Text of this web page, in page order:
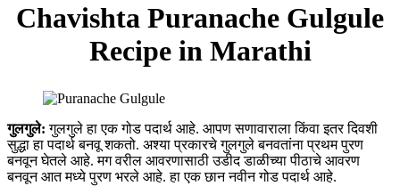
Chavishta Puranache Gulgule
Recipe in Marathi
गुलगुले: गुलगुले हा एक गोड पदार्थ आहे. आपण सणावाराला किंवा इतर दिवशी
सुद्धा हा पदार्थ बनवू शकतो. अश्या प्रकारचे गुलगुले बनवतांना प्रथम पुरण
बनवून घेतले आहे. मग वरील आवरणासाठी उडीद डाळीच्या पीठाचे आवरण
बनवून आत मध्ये पुरण भरले आहे. हा एक छान नवीन गोड पदार्थ आहे.